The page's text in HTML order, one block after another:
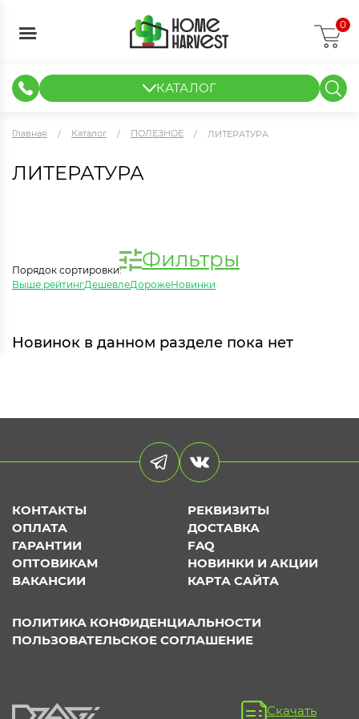
0
КАТАЛОГ
Главная Каталог ПОЛЕЗНОЕ ЛИТЕРАТУРА
ЛИТЕРАТУРА
Фильтры
Порядок сортировки:
Выше рейтингДешевлеДорожеНовинки
Новинок в данном разделе пока нет
КОНТАКТЫ
РЕКВИЗИТЫ
ОПЛАТА
ДОСТАВКА
ГАРАНТИИ
FAQ
ОПТОВИКАМ
НОВИНКИ И АКЦИИ
ВАКАНСИИ
КАРТА САЙТА
ПОЛИТИКА КОНФИДЕНЦИАЛЬНОСТИ
ПОЛЬЗОВАТЕЛЬСКОЕ СОГЛАШЕНИЕ
Скачать